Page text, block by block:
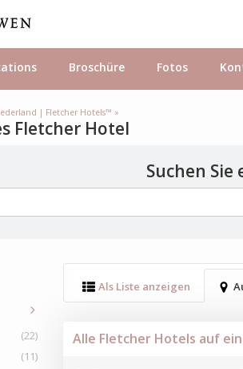
Broschüre Fotos
| Fletcher Hotels™ »
Fletcher Hotel
Suchen
(22)
(11)
Als Liste anzeigen
Alle Fletcher Hotels auf